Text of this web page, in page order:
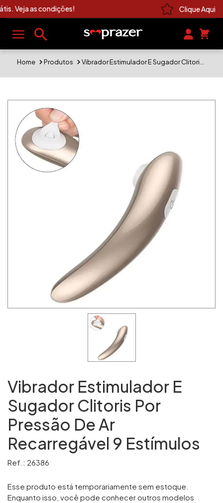
Clique Aqui e Veja As Novidades Sexshop
Home Produtos
Vibrador Estimulador E
Sugador Clitoris Por
Pressão De Ar
Recarregável 9 Estímulos
Ref.: 26386
Esse produto está temporariamente sem estoque.
Enquanto isso, você pode conhecer outros modelos